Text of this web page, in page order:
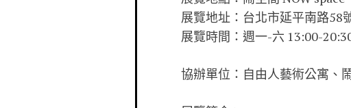
展覽地址：台北市延平南路58
展覽時間：週一-六 13:00-
協辦單位：自由人藝術公寓、